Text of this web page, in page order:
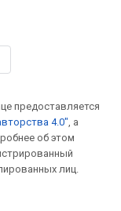
предоставляется
4.0", а
об этом
лиц.